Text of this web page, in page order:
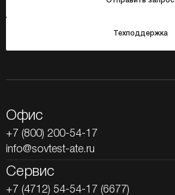
Техподдержка
Офис
+7 (800) 200-54-17
info@sovtest-ate.ru
Сервис
+7 (4712) 54-54-17 (6677)